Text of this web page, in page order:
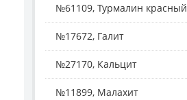
№61109, Турмалин красный
№17672, Галит
№27170, Кальцит
№11899, Малахит